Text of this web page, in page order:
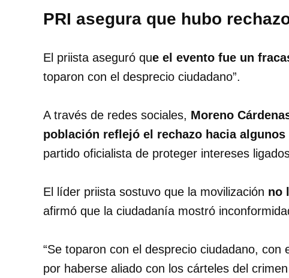
PRI asegura que hubo
El priista aseguró que el evento fue un
toparon con el desprecio ciudadano”.
A través de redes sociales, Moreno
población reflejó el rechazo hacia
partido oficialista de proteger intereses
El líder priista sostuvo que la movilización no
afirmó que la ciudadanía mostró
“Se toparon con el desprecio ciudadano,
por haberse aliado con los cárteles del